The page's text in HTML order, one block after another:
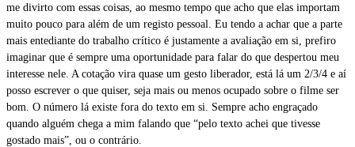
me divirto com essas coisas, ao mesmo tempo que acho que elas importam
muito pouco para além de um registo pessoal. Eu tendo a achar que a parte
mais entediante do trabalho crítico é justamente a avaliação em si, prefiro
imaginar que é sempre uma oportunidade para falar do que despertou meu
interesse nele. A cotação vira quase um gesto liberador, está lá um 2/3/4 e aí
posso escrever o que quiser, seja mais ou menos ocupado sobre o filme ser
bom. O número lá existe fora do texto em si. Sempre acho engraçado
quando alguém chega a mim falando que “pelo texto achei que tivesse
gostado mais”, ou o contrário.